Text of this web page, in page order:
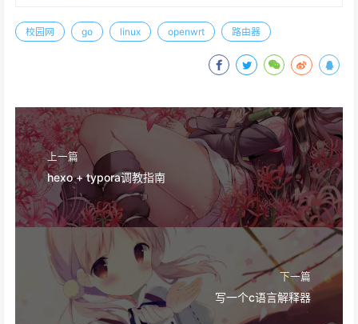
校园网 go linux openwrt 路由器
上一篇
hexo + typora调教指南
下一篇
写一个c语言解释器